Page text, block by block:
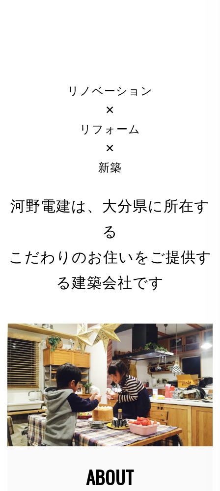
リノベーション
✕
リフォーム
✕
新築
河野電建は、大分県に所在す
る
こだわりのお住いをご提供す
る建築会社です
ABOUT
PRIVACY POLICY
有限会社 河野電建（以下「当社」）は、以下のとお
り個人情報保護方針を定め、個人情報保護の仕組みを
個人情報の管理
当社は、お客さまの個人情報を正確かつ最新の状態に
保ち、個人情報への不正アクセス・紛失・破損・改ざ
ん・漏洩などを防止するため、セキュリティシステム
の維持・管理体制の整備・社員教育の徹底等の必要な
措置を講じ、安全対策を実施し個人情報の厳重な管理